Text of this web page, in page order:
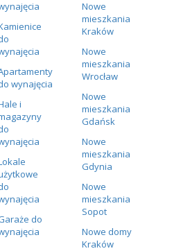
wynajęcia
i
do
Nowe
mieszkania
Kraków
Nowe
mieszkania
Wrocław
Nowe
mieszkania
Gdańsk
Nowe
mieszkania
Gdynia
Nowe
mieszkania
Sopot
Nowe domy
Kraków